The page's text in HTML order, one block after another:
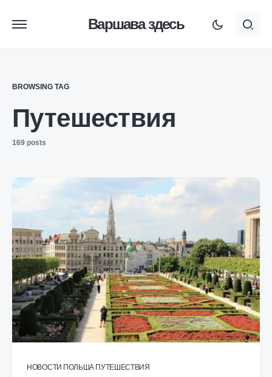
Варшава здесь
BROWSING TAG
Путешествия
169 posts
НОВОСТИ ПОЛЬША ПУТЕШЕСТВИЯ